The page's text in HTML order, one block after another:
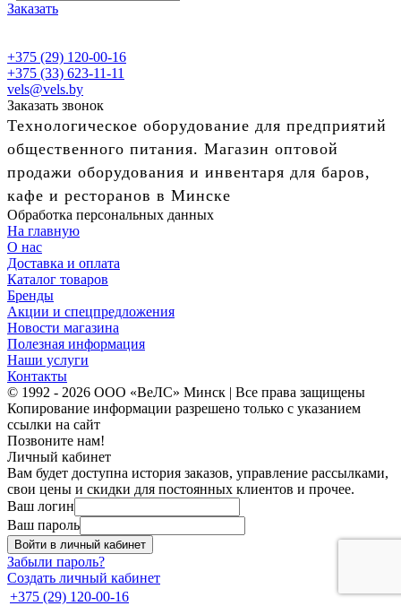
Заказать
+375 (29) 120-00-16
+375 (33) 623-11-11
vels@vels.by
Заказать звонок
Технологическое оборудование для предприятий
общественного питания. Магазин оптовой
продажи оборудования и инвентаря для баров,
кафе и ресторанов в Минске
Обработка персональных данных
На главную
О нас
Доставка и оплата
Каталог товаров
Бренды
Акции и спецпредложения
Новости магазина
Полезная информация
Наши услуги
Контакты
© 1992 - 2026 ООО «ВеЛС» Минск | Все права защищены
Копирование информации разрешено только с указанием
ссылки на сайт
Позвоните нам!
Личный кабинет
Вам будет доступна история заказов, управление рассылками,
свои цены и скидки для постоянных клиентов и прочее.
Ваш логин
Ваш пароль
Войти в личный кабинет
Забыли пароль?
Создать личный кабинет
+375 (29) 120-00-16